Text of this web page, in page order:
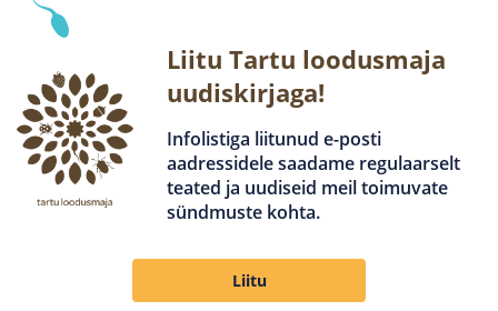
Liitu Tartu loodusmaja
uudiskirjaga!
Infolistiga liitunud e-posti
aadressidele saadame regulaarselt
teated ja uudiseid meil toimuvate
sündmuste kohta.
Liitu